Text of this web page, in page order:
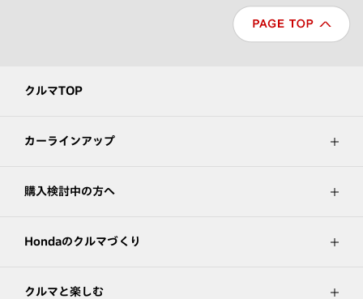
クルマTOP
カーラインアップ
購入検討中の方へ
Hondaのクルマづくり
クルマと楽しむ